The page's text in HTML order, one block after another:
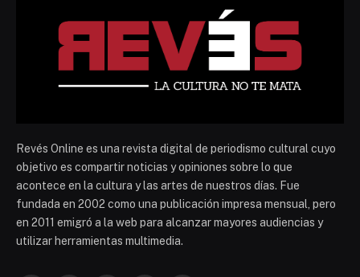
Revés Online es una revista digital de periodismo cultural cuyo
objetivo es compartir noticias y opiniones sobre lo que
acontece en la cultura y las artes de nuestros días. Fue
fundada en 2002 como una publicación impresa mensual, pero
en 2011 emigró a la web para alcanzar mayores audiencias y
utilizar herramientas multimedia.